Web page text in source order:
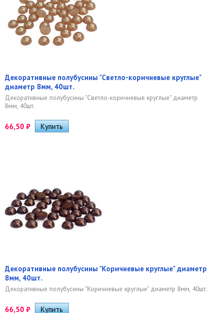
Декоративные полубусины "Светло-коричневые круглые"
диаметр 8мм, 40шт.
Декоративные полубусины "Светло-коричневые круглые" диаметр
8мм, 40шт.
66,50 ₽
Декоративные полубусины "Коричневые круглые" диаметр
8мм, 40шт.
Декоративные полубусины "Коричневые круглые" диаметр 8мм, 40шт.
66,50 ₽